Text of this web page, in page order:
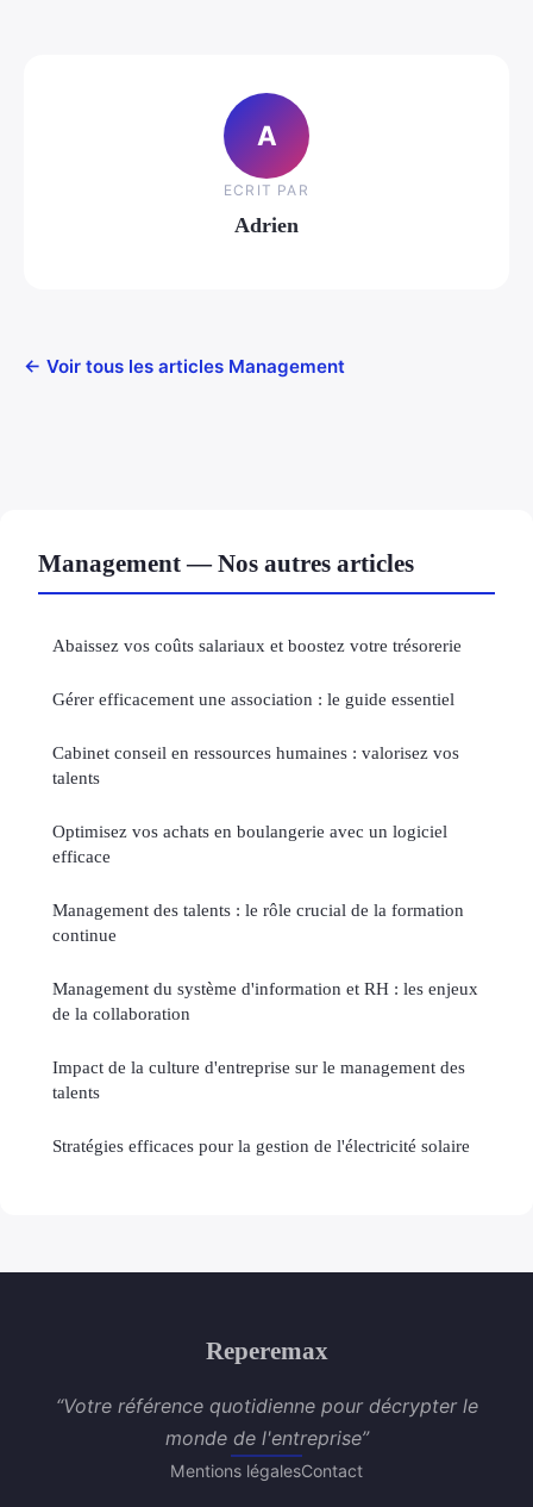
A
ECRIT PAR
Adrien
← Voir tous les articles Management
Management — Nos autres articles
Abaissez vos coûts salariaux et boostez votre trésorerie
Gérer efficacement une association : le guide essentiel
Cabinet conseil en ressources humaines : valorisez vos
talents
Optimisez vos achats en boulangerie avec un logiciel
efficace
Management des talents : le rôle crucial de la formation
continue
Management du système d'information et RH : les enjeux
de la collaboration
Impact de la culture d'entreprise sur le management des
talents
Stratégies efficaces pour la gestion de l'électricité solaire
Reperemax
“Votre référence quotidienne pour décrypter le
monde de l'entreprise”
Mentions légalesContact